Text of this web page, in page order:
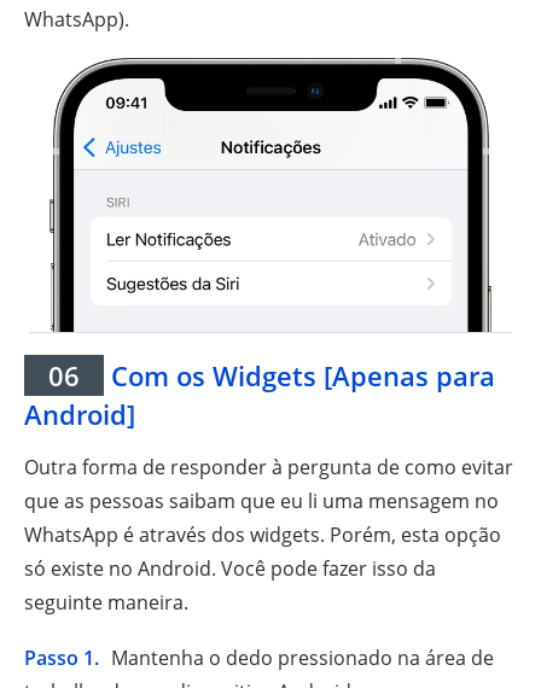
WhatsApp).
06
Com os Widgets [Apenas para
Android]
Outra forma de responder à pergunta de como evitar
que as pessoas saibam que eu li uma mensagem no
WhatsApp é através dos widgets. Porém, esta opção
só existe no Android. Você pode fazer isso da
seguinte maneira.
Passo 1. Mantenha o dedo pressionado na área de